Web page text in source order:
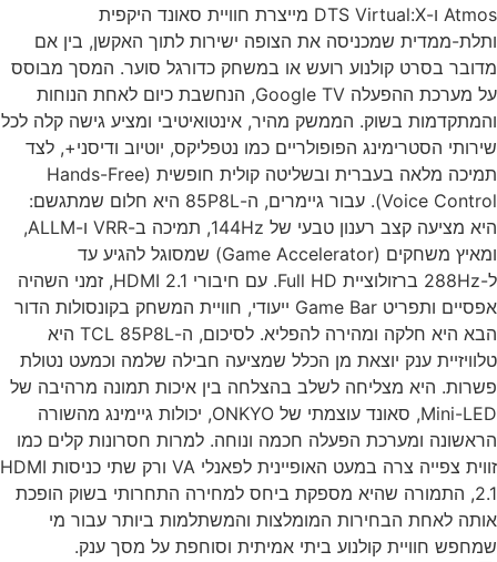
Atmos ו-DTS Virtual:X מייצרת חוויית סאונד היקפית
ממדית שמכניסה את הצופה ישירות לתוך האקשן, בין אם
בסרט קולנוע רועש או במשחק כדורגל סוער. המסך מבוסס
על מערכת ההפעלה Google TV, הנחשבת כיום לאחת הנוחות
בשוק. הממשק מהיר, אינטואיטיבי ומציע גישה קלה לכל
הסטרימינג הפופולריים כמו נטפליקס, יוטיוב ודיסני+, לצד
תמיכה מלאה בעברית ובשליטה קולית חופשית (Hands-Free
Voice Control). עבור גיימרים, ה-85P8L היא חלום שמתגשם:
היא מציעה קצב רענון טבעי של 144Hz, תמיכה ב-VRR ו-ALLM,
ומאיץ משחקים (Game Accelerator) שמסוגל להגיע עד
ל-288Hz ברזולוציית Full HD. עם חיבורי HDMI 2.1, זמני השהיה
אפסיים ותפריט Game Bar ייעודי, חוויית המשחק בקונסולות הדור
הבא היא חלקה ומהירה להפליא. לסיכום, ה-TCL 85P8L היא
ענק יוצאת מן הכלל שמציעה חבילה שלמה וכמעט נטולת
היא מצליחה לשלב בהצלחה בין איכות תמונה מרהיבה של
Mini-LED, סאונד עוצמתי של ONKYO, יכולות גיימינג מהשורה
ומערכת הפעלה חכמה ונוחה. למרות חסרונות קלים כמו
זווית צפייה צרה במעט האופיינית לפאנלי VA ורק שתי כניסות HDMI
2.1, התמורה שהיא מספקת ביחס למחירה התחרותי בשוק הופכת
לאחת הבחירות המומלצות והמשתלמות ביותר עבור מי
חוויית קולנוע ביתי אמיתית וסוחפת על מסך ענק.